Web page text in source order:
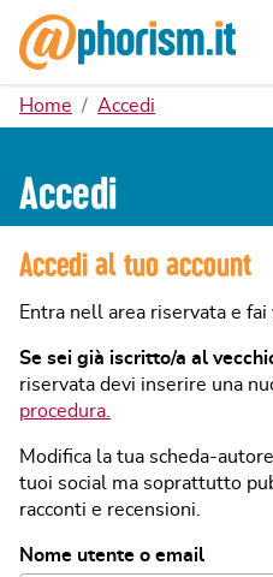
Home Accedi
Accedi
Accedi al tuo account
Entra nell area riservata e fai
Se sei già iscritto/a al
riservata devi inserire una
procedura.
Modifica la tua scheda-
tuoi social ma soprattutto
racconti e recensioni.
Nome utente o email